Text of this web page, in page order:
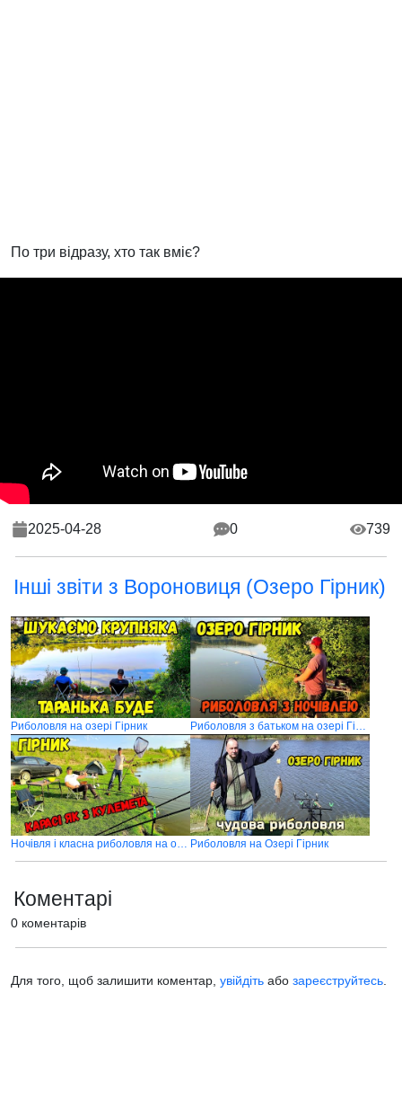
По три відразу, хто так вміє?
2025-04-28 0 739
Інші звіти з Вороновиця (Озеро Гірник)
Риболовля на озері Гірник Риболовля з батьком на озері Гірник
Ночівля і класна риболовля на озері Гірник Риболовля на Озері Гірник
Коментарі
0 коментарів
Для того, щоб залишити коментар, увійдіть або зареєструйтесь